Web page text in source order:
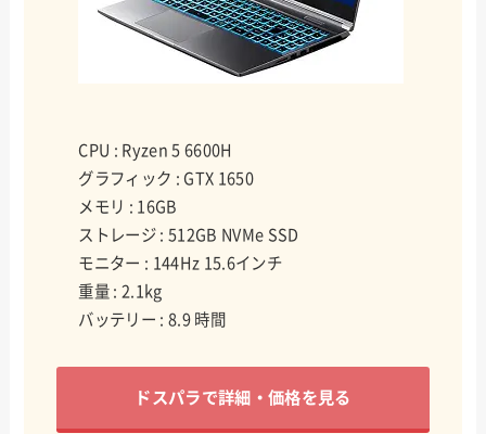
CPU : Ryzen 5 6600H
グラフィック : GTX 1650
メモリ : 16GB
ストレージ : 512GB NVMe SSD
モニター : 144Hz 15.6インチ
重量 : 2.1kg
バッテリー : 8.9 時間
ドスパラで詳細・価格を見る